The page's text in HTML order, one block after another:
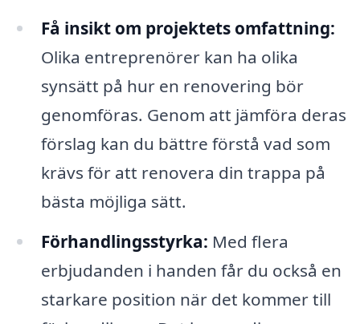
Få insikt om projektets omfattning:
Olika entreprenörer kan ha olika
synsätt på hur en renovering bör
genomföras. Genom att jämföra deras
förslag kan du bättre förstå vad som
krävs för att renovera din trappa på
bästa möjliga sätt.
Förhandlingsstyrka: Med flera
erbjudanden i handen får du också en
starkare position när det kommer till